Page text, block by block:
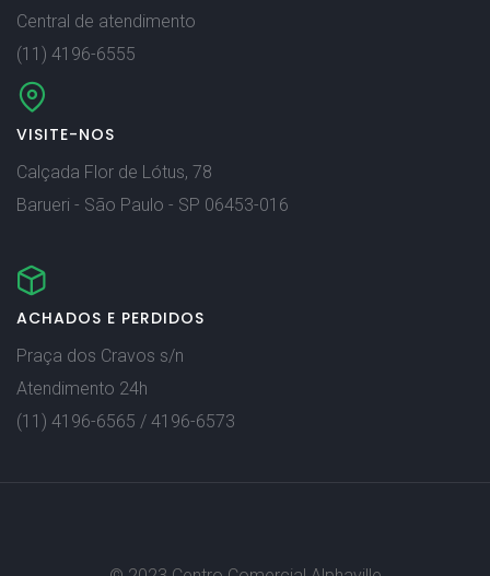
Central de atendimento
(11) 4196-6555
VISITE-NOS
Calçada Flor de Lótus, 78
Barueri - São Paulo - SP 06453-016
ACHADOS E PERDIDOS
Praça dos Cravos s/n
Atendimento 24h
(11) 4196-6565 / 4196-6573